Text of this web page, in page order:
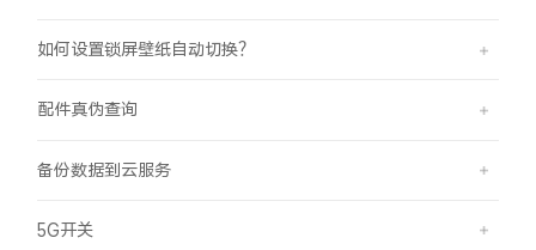
如何设置锁屏壁纸自动切换？
配件真伪查询
备份数据到云服务
5G开关